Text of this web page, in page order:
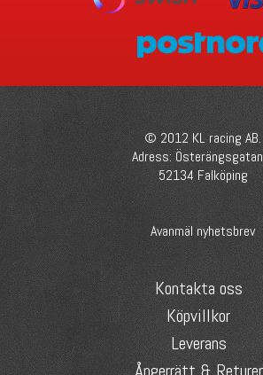
© 2012 KL racing AB.
Adress:
52134 Falköping
Avanmäl nyhetsbrev
Kontakta oss
Köpvillkor
Leverans
Ångerrätt & Returer